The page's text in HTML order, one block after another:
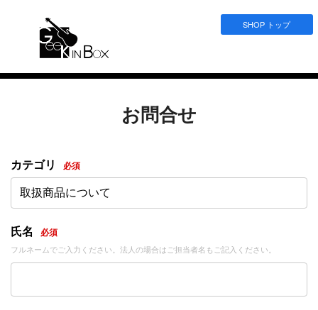
SHOP トップ
お問合せ
カテゴリ 必須
取扱商品について
氏名 必須
フルネームでご入力ください。法人の場合はご担当者名もご記入ください。